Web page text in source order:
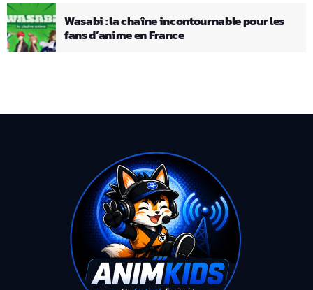
Wasabi : la chaîne incontournable pour les
fans d’anime en France